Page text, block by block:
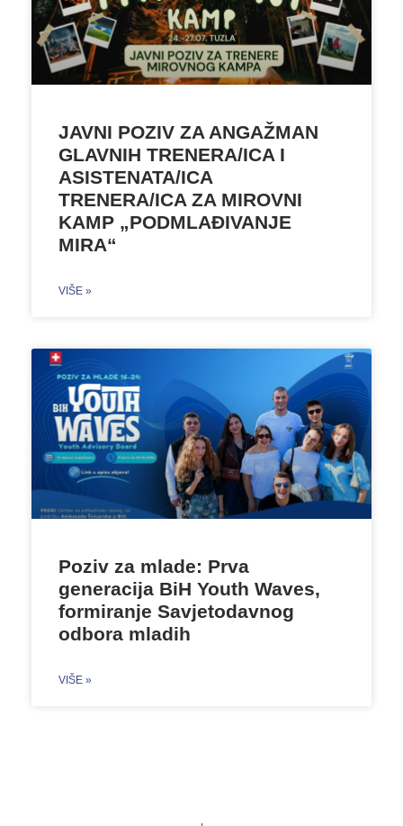
JAVNI POZIV ZA ANGAŽMAN
GLAVNIH TRENERA/ICA I
ASISTENATA/ICA
TRENERA/ICA ZA MIROVNI
KAMP „PODMLAĐIVANJE
MIRA“
VIŠE »
Poziv za mlade: Prva
generacija BiH Youth Waves,
formiranje Savjetodavnog
odbora mladih
VIŠE »